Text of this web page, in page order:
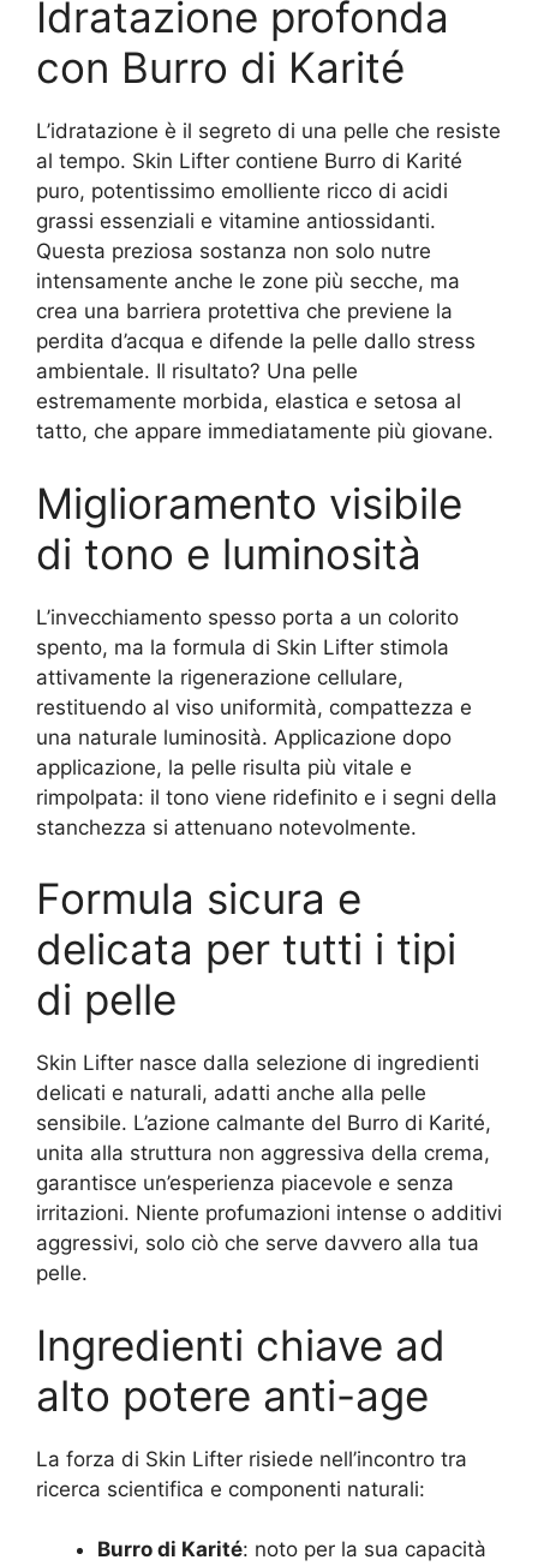
Idratazione profonda
con Burro di Karité
L’idratazione è il segreto di una pelle che resiste
al tempo. Skin Lifter contiene Burro di Karité
puro, potentissimo emolliente ricco di acidi
grassi essenziali e vitamine antiossidanti.
Questa preziosa sostanza non solo nutre
intensamente anche le zone più secche, ma
crea una barriera protettiva che previene la
perdita d’acqua e difende la pelle dallo stress
ambientale. Il risultato? Una pelle
estremamente morbida, elastica e setosa al
tatto, che appare immediatamente più giovane.
Miglioramento visibile
di tono e luminosità
L’invecchiamento spesso porta a un colorito
spento, ma la formula di Skin Lifter stimola
attivamente la rigenerazione cellulare,
restituendo al viso uniformità, compattezza e
una naturale luminosità. Applicazione dopo
applicazione, la pelle risulta più vitale e
rimpolpata: il tono viene ridefinito e i segni della
stanchezza si attenuano notevolmente.
Formula sicura e
delicata per tutti i tipi
di pelle
Skin Lifter nasce dalla selezione di ingredienti
delicati e naturali, adatti anche alla pelle
sensibile. L’azione calmante del Burro di Karité,
unita alla struttura non aggressiva della crema,
garantisce un’esperienza piacevole e senza
irritazioni. Niente profumazioni intense o additivi
aggressivi, solo ciò che serve davvero alla tua
pelle.
Ingredienti chiave ad
alto potere anti-age
La forza di Skin Lifter risiede nell’incontro tra
ricerca scientifica e componenti naturali:
Burro di Karité: noto per la sua capacità